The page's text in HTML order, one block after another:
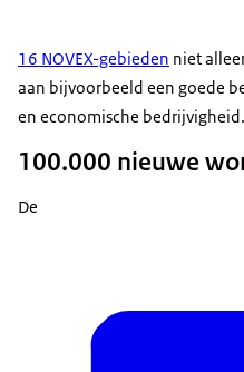
16 NOVEX-gebieden niet
aan bijvoorbeeld een goede
en economische bedrijvigheid.
100.000 nieuwe
De